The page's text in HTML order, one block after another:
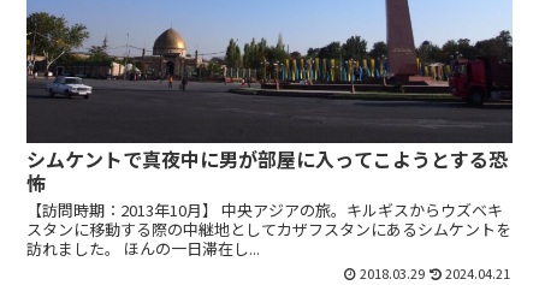
シムケントで真夜中に男が部屋に入ってこようとする恐
怖
【訪問時期：2013年10月】 中央アジアの旅。キルギスからウズベキ
スタンに移動する際の中継地としてカザフスタンにあるシムケントを
訪れました。 ほんの一日滞在し...
2018.03.29 2024.04.21